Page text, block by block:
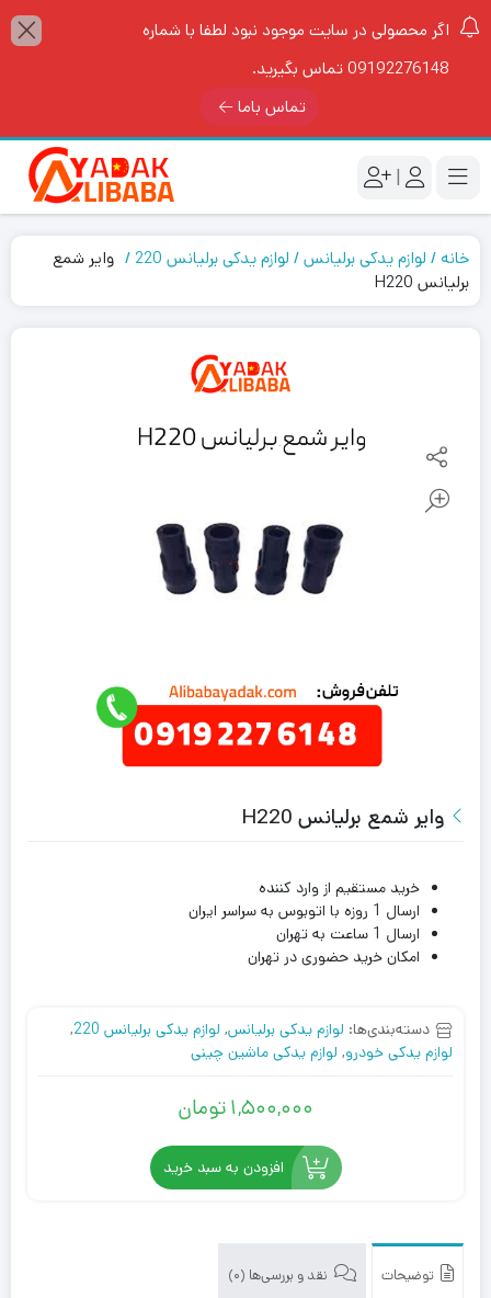
اگر محصولی در سایت موجود نبود لطفا با شماره
09192276148 تماس بگیرید.
تماس باما
|
خانه لوازم یدکی برلیانس لوازم یدکی برلیانس 220
وایر شمع
برلیانس H220
وایر شمع برلیانس H220
خرید مستقیم از وارد کننده
ارسال 1 روزه با اتوبوس به سراسر ایران
ارسال 1 ساعت به تهران
امکان خرید حضوری در تهران
دسته‌بندی‌ها: لوازم یدکی برلیانس, لوازم یدکی برلیانس 220
,
لوازم یدکی خودرو, لوازم یدکی ماشین چینی
1,500,000تومان
افزودن به سبد خرید
توضیحات نقد و بررسی‌ها (0)